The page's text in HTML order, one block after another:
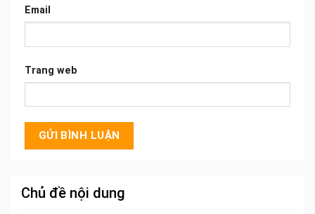
Email
Trang web
Chủ đề nội dung